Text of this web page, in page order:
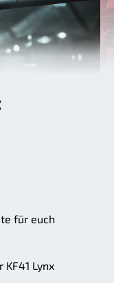
für euch
Lynx